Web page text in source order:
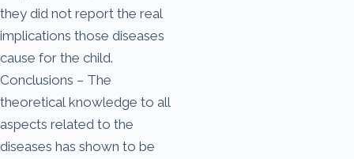
they did not report the real
implications those diseases
cause for the child.
Conclusions – The
theoretical knowledge to all
aspects related to the
diseases has shown to be